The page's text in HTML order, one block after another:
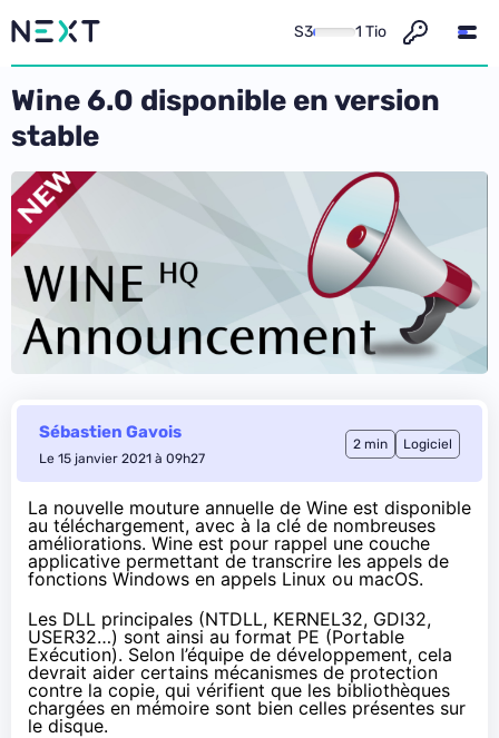
S3 1 Tio
Wine 6.0 disponible en version
stable
Sébastien Gavois
Le 15 janvier 2021 à 09h27
2 min Logiciel
La nouvelle mouture annuelle de Wine est disponible
au téléchargement, avec à la clé de nombreuses
améliorations. Wine est pour rappel une couche
applicative permettant de transcrire les appels de
fonctions Windows en appels Linux ou macOS.
Les DLL principales (NTDLL, KERNEL32, GDI32,
USER32…) sont ainsi au format PE (Portable
Exécution). Selon l’équipe de développement, cela
devrait aider certains mécanismes de protection
contre la copie, qui vérifient que les bibliothèques
chargées en mémoire sont bien celles présentes sur
le disque.